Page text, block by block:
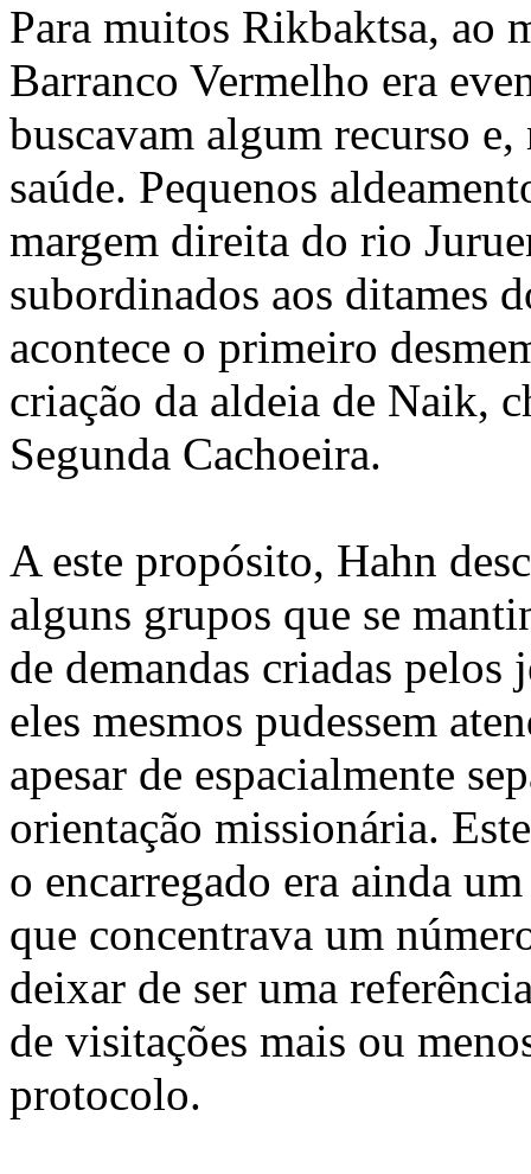
Para muitos Rikbaktsa, ao
Barranco Vermelho era
buscavam algum recurso
saúde. Pequenos
margem direita do rio
subordinados aos ditames
acontece o primeiro
criação da aldeia de Naik,
Segunda Cachoeira.
A este propósito, Hahn
alguns grupos que se
de demandas criadas pelos
eles mesmos pudessem
apesar de espacialmente
orientação missionária.
o encarregado era ainda
que concentrava um
deixar de ser uma
de visitações mais ou
protocolo.